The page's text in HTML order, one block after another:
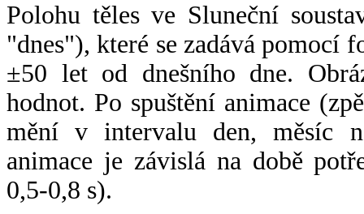
Polohu těles ve Sluneční
"dnes"), které se zadává pomocí
±50 let od dnešního dne.
hodnot. Po spuštění animace
mění v intervalu den, měsíc
animace je závislá na době
0,5-0,8 s).